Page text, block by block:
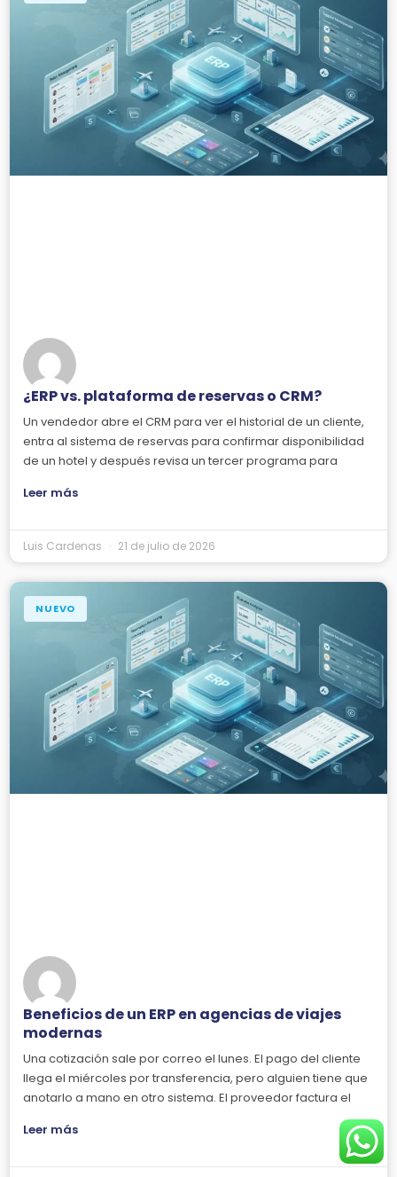
¿ERP vs. plataforma de reservas o CRM?
Un vendedor abre el CRM para ver el historial de un cliente,
entra al sistema de reservas para confirmar disponibilidad
de un hotel y después revisa un tercer programa para
Leer más
Luis Cardenas 21 de julio de 2026
NUEVO
Beneficios de un ERP en agencias de viajes
modernas
Una cotización sale por correo el lunes. El pago del cliente
llega el miércoles por transferencia, pero alguien tiene que
anotarlo a mano en otro sistema. El proveedor factura el
Leer más